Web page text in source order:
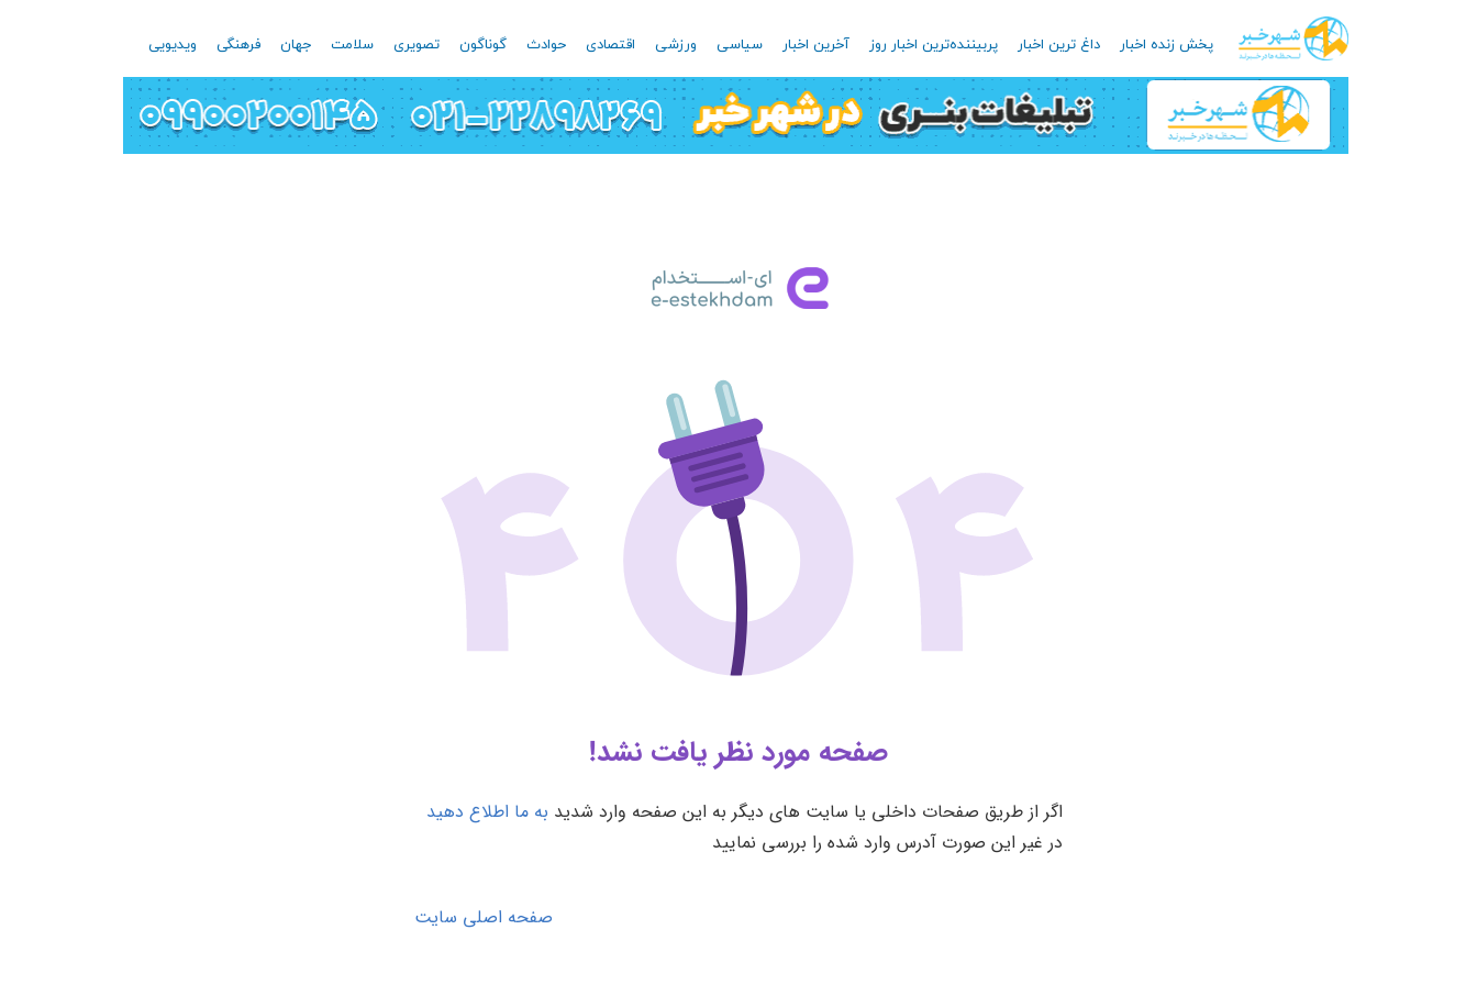
پخش زنده اخبار داغ ترین اخبار پربیننده‌ترین اخبار روز آخرین اخبار سیاسی ورزشی اقتصادی حوادث گوناگون تصویری سلامت جهان فرهنگی ویدیویی